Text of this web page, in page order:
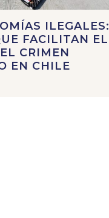
ILEGALES:
FACILITAN EL
CRIMEN
EN CHILE